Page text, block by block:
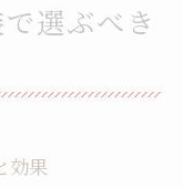
選ぶべき
効果